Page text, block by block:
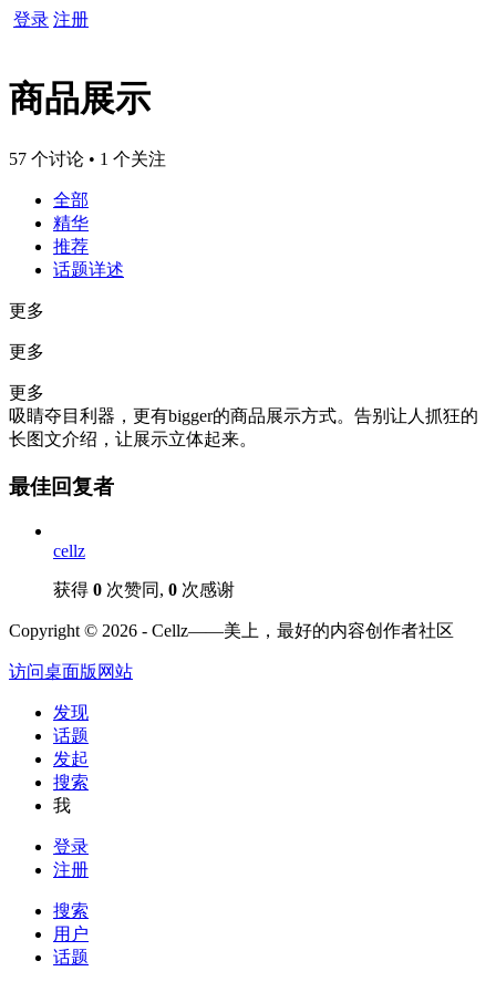
登录 注册
商品展示
57 个讨论 • 1 个关注
全部
精华
推荐
话题详述
更多
更多
更多
吸睛夺目利器，更有bigger的商品展示方式。告别让人抓狂的
长图文介绍，让展示立体起来。
最佳回复者
cellz
获得 0 次赞同, 0 次感谢
Copyright © 2026 - Cellz——美上，最好的内容创作者社区
访问桌面版网站
发现
话题
发起
搜索
我
登录
注册
搜索
用户
话题